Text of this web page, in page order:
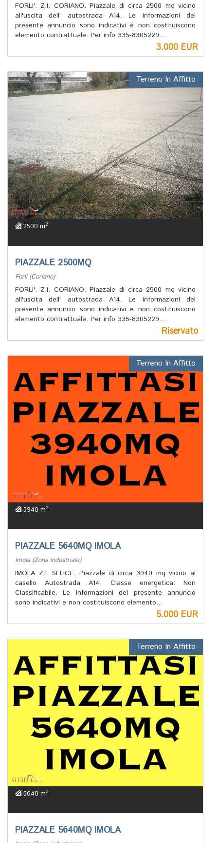
FORLI'. Z.I. CORIANO. Piazzale di circa 2500 mq vicino
all'uscita dell' autostrada A14. Le informazioni del
presente annuncio sono indicativi e non costituiscono
elemento contrattuale. Per info 335-8305229....
3.000 EUR
Terreno In Affitto
2500 m2
PIAZZALE 2500MQ
Forlì (Coriano)
FORLI'. Z.I. CORIANO. Piazzale di circa 2500 mq vicino
all'uscita dell' autostrada A14. Le informazioni del
presente annuncio sono indicativi e non costituiscono
elemento contrattuale. Per info 335-8305229....
Riservato
Terreno In Affitto
3940 m2
PIAZZALE 5640MQ IMOLA
Imola (Zona industriale)
IMOLA Z.I. SELICE. Piazzale di circa 3940 mq vicino al
casello Autostrada A14. Classe energetica: Non
Classificabile. Le informazioni del presente annuncio
sono indicativi e non costituiscono elemento...
5.000 EUR
Terreno In Affitto
5640 m2
PIAZZALE 5640MQ IMOLA